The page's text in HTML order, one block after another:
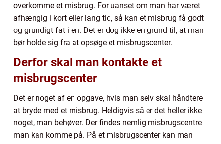
overkomme et misbrug. For uanset om man har været
afhængig i kort eller lang tid, så kan et misbrug få godt
og grundigt fat i en. Det er dog ikke en grund til, at man
bør holde sig fra at opsøge et misbrugscenter.
Derfor skal man kontakte et
misbrugscenter
Det er noget af en opgave, hvis man selv skal håndtere
at bryde med et misbrug. Heldigvis så er det heller ikke
noget, man behøver. Der findes nemlig misbrugscentre
man kan komme på. På et misbrugscenter kan man